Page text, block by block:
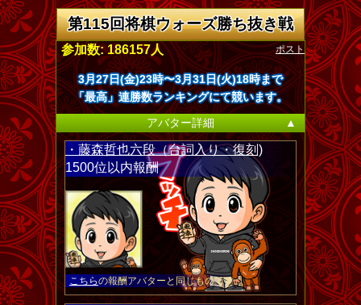
第115回将棋ウォーズ勝ち抜き戦
ポスト
参加数: 186157人
3月27日(金)23時〜3月31日(火)18時まで
「最高」連勝数ランキングにて競います。
アバター詳細
▲
・藤森哲也六段（台詞入り・復刻)
1500位以内報酬
こちらの報酬アバターと同じものです。